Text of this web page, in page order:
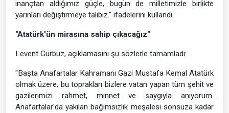
inançtan aldığımız güçle, bugün de milletimizle birlikte
yarınları değiştirmeye talibiz." ifadelerini kullandı.
"Atatürk'ün mirasına sahip çıkacağız"
Levent Gürbüz, açıklamasını şu sözlerle tamamladı:
"Başta Anafartalar Kahramanı Gazi Mustafa Kemal Atatürk
olmak üzere, bu toprakları bizlere vatan yapan tüm şehit ve
gazilerimizi rahmet, minnet ve saygıyla anıyorum.
Anafartalar'da yakılan bağımsızlık meşalesi sonsuza kadar